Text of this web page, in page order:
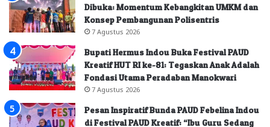
Dibuka: Momentum Kebangkitan UMKM dan
Konsep Pembangunan Polisentris
7 Agustus 2026
Bupati Hermus Indou Buka Festival PAUD
Kreatif HUT RI ke-81: Tegaskan Anak Adalah
Fondasi Utama Peradaban Manokwari
7 Agustus 2026
Pesan Inspiratif Bunda PAUD Febelina Indou
di Festival PAUD Kreatif: “Ibu Guru Sedang